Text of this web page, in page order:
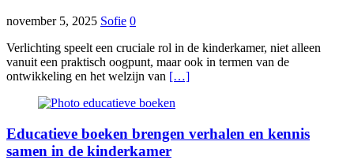
november 5, 2025 Sofie 0
Verlichting speelt een cruciale rol in de kinderkamer, niet alleen
vanuit een praktisch oogpunt, maar ook in termen van de
ontwikkeling en het welzijn van […]
Educatieve boeken brengen verhalen en kennis
samen in de kinderkamer